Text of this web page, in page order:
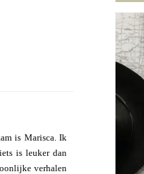
is Marisca. Ik
is leuker dan
verhalen